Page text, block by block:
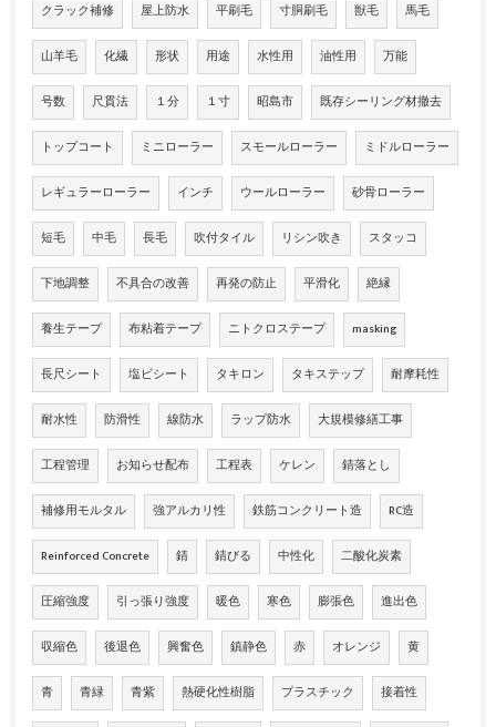
クラック補修 屋上防水 平刷毛 寸胴刷毛 獣毛 馬毛
山羊毛 化繊 形状 用途 水性用 油性用 万能
号数 尺貫法 １分 １寸 昭島市 既存シーリング材撤去
トップコート ミニローラー スモールローラー ミドルローラー
レギュラーローラー インチ ウールローラー 砂骨ローラー
短毛 中毛 長毛 吹付タイル リシン吹き スタッコ
下地調整 不具合の改善 再発の防止 平滑化 絶縁
養生テープ 布粘着テープ ニトクロステープ masking
長尺シート 塩ビシート タキロン タキステップ 耐摩耗性
耐水性 防滑性 線防水 ラップ防水 大規模修繕工事
工程管理 お知らせ配布 工程表 ケレン 錆落とし
補修用モルタル 強アルカリ性 鉄筋コンクリート造 RC造
Reinforced Concrete 錆 錆びる 中性化 二酸化炭素
圧縮強度 引っ張り強度 暖色 寒色 膨張色 進出色
収縮色 後退色 興奮色 鎮静色 赤 オレンジ 黄
青 青緑 青紫 熱硬化性樹脂 プラスチック 接着性